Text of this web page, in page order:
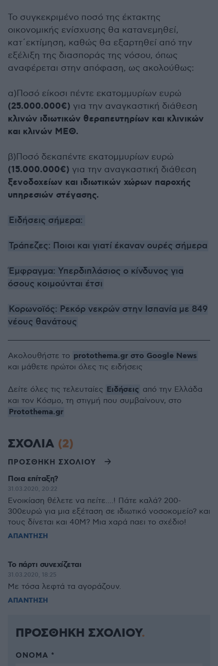
Το συγκεκριμένο ποσό της έκτακτης
οικονομικής ενίσχυσης θα κατανεμηθεί,
κατ΄εκτίμηση, καθώς θα εξαρτηθεί από την
εξέλιξη της διασποράς της νόσου, όπως
αναφέρεται στην απόφαση, ως ακολούθως:
α)Ποσό είκοσι πέντε εκατομμυρίων ευρώ
(25.000.000€) για την αναγκαστική διάθεση
κλινών ιδιωτικών θεραπευτηρίων και κλινικών
και κλινών ΜΕΘ.
β)Ποσό δεκαπέντε εκατομμυρίων ευρώ
(15.000.000€) για την αναγκαστική διάθεση
ξενοδοχείων και ιδιωτικών χώρων παροχής
υπηρεσιών στέγασης.
Ειδήσεις σήμερα:
Τράπεζες: Ποιοι και γιατί έκαναν ουρές σήμερα
Έμφραγμα: Υπερδιπλάσιος ο κίνδυνος για
όσους κοιμούνται έτσι
Κορωνοϊός: Ρεκόρ νεκρών στην Ισπανία με 849
νέους θανάτους
Ακολουθήστε το protothema.gr στο Google News
και μάθετε πρώτοι όλες τις ειδήσεις
Δείτε όλες τις τελευταίες Ειδήσεις από την Ελλάδα
και τον Κόσμο, τη στιγμή που συμβαίνουν, στο
Protothema.gr
ΣΧΟΛΙΑ (2)
ΠΡΟΣΘΗΚΗ ΣΧΟΛΙΟΥ
Ποια επίταξη?
31.03.2020, 20:22
Ενοικίαση θέλετε να πείτε....! Πάτε καλά? 200-
300ευρώ για μια εξέταση σε ιδιωτικό νοσοκομείο? και
τους δίνεται και 40Μ? Μια χαρά παει το σχέδιο!
ΑΠΑΝΤΗΣΗ
Το πάρτι συνεχίζεται
31.03.2020, 18:25
Με τόσα λεφτά τα αγοράζουν.
ΑΠΑΝΤΗΣΗ
ΠΡΟΣΘΗΚΗ ΣΧΟΛΙΟΥ
ΌΝΟΜΑ *